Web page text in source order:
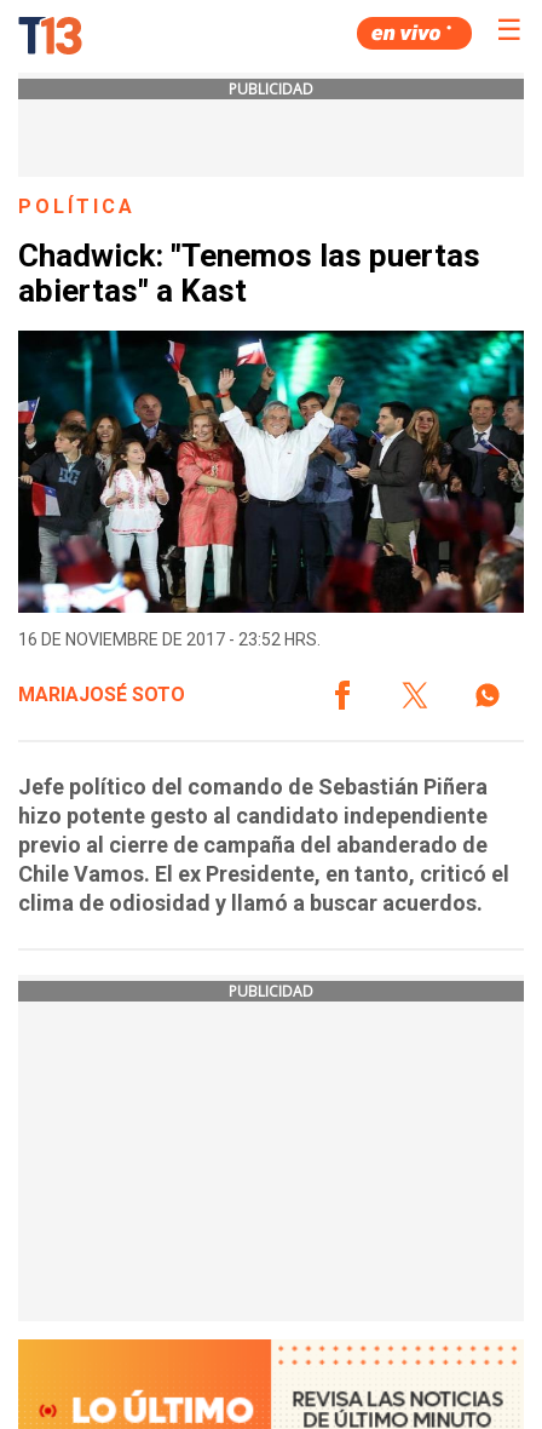
☰
PUBLICIDAD
POLÍTICA
Chadwick: "Tenemos las puertas
abiertas" a Kast
16 DE NOVIEMBRE DE 2017 - 23:52 HRS.
MARIAJOSÉ SOTO
Jefe político del comando de Sebastián Piñera
hizo potente gesto al candidato independiente
previo al cierre de campaña del abanderado de
Chile Vamos. El ex Presidente, en tanto, criticó el
clima de odiosidad y llamó a buscar acuerdos.
PUBLICIDAD